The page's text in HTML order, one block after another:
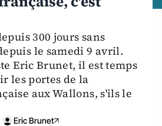
300 jours sans
le samedi 9 avril.
Eric Brunet, il est temps
les portes de la
aux Wallons, s'ils le
Eric Brunet